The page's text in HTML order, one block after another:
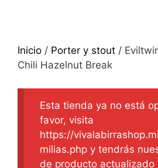
Inicio / Porter y stout /
Chili Hazelnut Break
Esta tienda ya no está
favor, visita
https://
milias.php y tendrás
de producto actualizado